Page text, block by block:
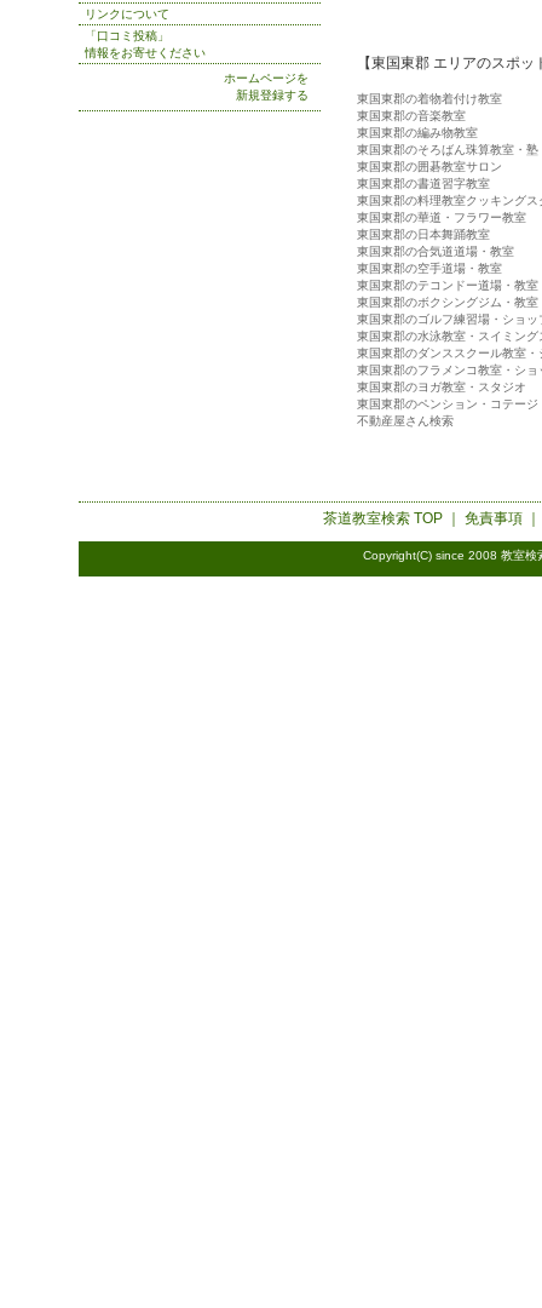
【東国東郡 エリアのスポッ
東国東郡の着物着付け教室
東国東郡の音楽教室
東国東郡の編み物教室
東国東郡のそろばん珠算教室・塾
東国東郡の囲碁教室サロン
東国東郡の書道習字教室
東国東郡の料理教室クッキングス
東国東郡の華道・フラワー教室
東国東郡の日本舞踊教室
東国東郡の合気道道場・教室
東国東郡の空手道場・教室
東国東郡のテコンドー道場・教室
東国東郡のボクシングジム・教室
東国東郡のゴルフ練習場・ショッ
東国東郡の水泳教室・スイミング
東国東郡のダンススクール教室・
東国東郡のフラメンコ教室・ショ
東国東郡のヨガ教室・スタジオ
東国東郡のペンション・コテージ
不動産屋さん検索
リンクについて
「口コミ投稿」
情報をお寄せください
ホームページを
新規登録する
茶道教室検索TOP ｜ 免責事項
Copyright(C) since 2008 教室検